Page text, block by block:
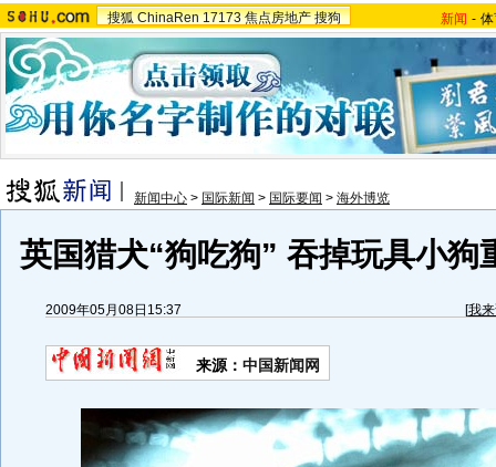
搜狐 ChinaRen 17173 焦点房地产 搜狗 新闻 -
新闻中心 > 国际新闻 > 国际要闻 > 海外博览
英国猎犬“狗吃狗” 吞掉玩具小狗
2009年05月08日15:37 [我
来源： 中国新闻网